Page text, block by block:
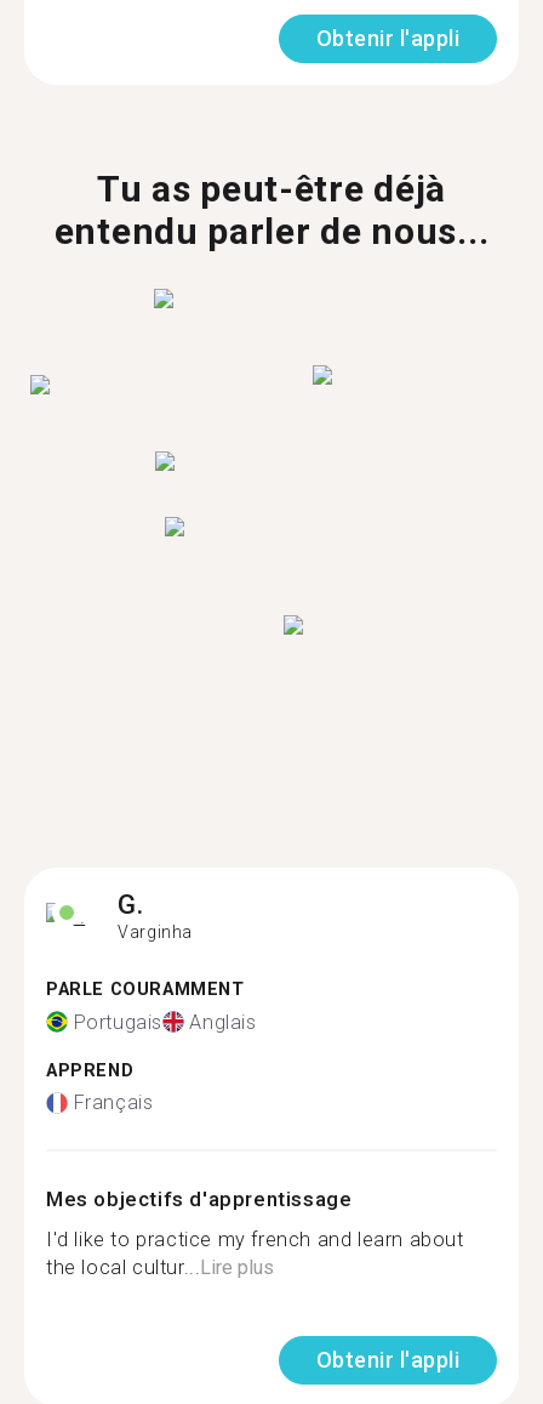
Obtenir l'appli
Tu as peut-être déjà
entendu parler de nous...
G.
Varginha
PARLE COURAMMENT
Portugais Anglais
APPREND
Français
Mes objectifs d'apprentissage
I'd like to practice my french and learn about
the local cultur...Lire plus
Obtenir l'appli